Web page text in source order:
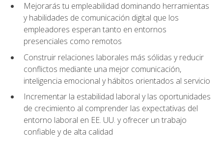
Mejorarás tu empleabilidad dominando herramientas
y habilidades de comunicación digital que los
empleadores esperan tanto en entornos
presenciales como remotos
Construir relaciones laborales más sólidas y reducir
conflictos mediante una mejor comunicación,
inteligencia emocional y hábitos orientados al servicio
Incrementar la estabilidad laboral y las oportunidades
de crecimiento al comprender las expectativas del
entorno laboral en EE. UU. y ofrecer un trabajo
confiable y de alta calidad